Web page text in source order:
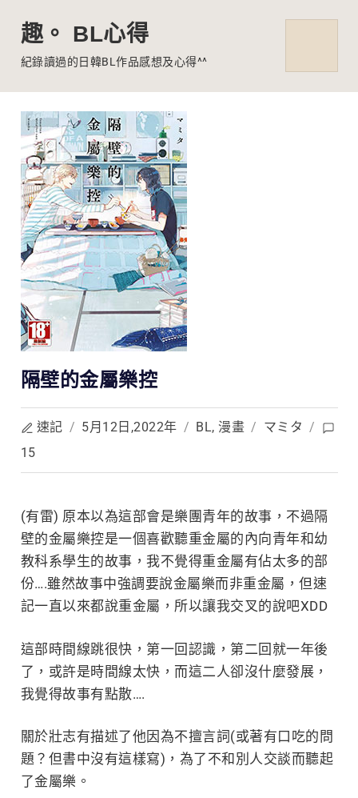
content
趣。 BL心得
紀錄讀過的日韓BL作品感想及心得^^
隔壁的金屬樂控
速記 / 5月12日,2022年 / BL, 漫畫 / マミタ /
15
(有雷) 原本以為這部會是樂團青年的故事，不過隔
壁的金屬樂控是一個喜歡聽重金屬的內向青年和幼
教科系學生的故事，我不覺得重金屬有佔太多的部
份….雖然故事中強調要說金屬樂而非重金屬，但速
記一直以來都說重金屬，所以讓我交叉的說吧XDD
這部時間線跳很快，第一回認識，第二回就一年後
了，或許是時間線太快，而這二人卻沒什麼發展，
我覺得故事有點散….
關於壯志有描述了他因為不擅言詞(或著有口吃的問
題？但書中沒有這樣寫)，為了不和別人交談而聽起
了金屬樂。